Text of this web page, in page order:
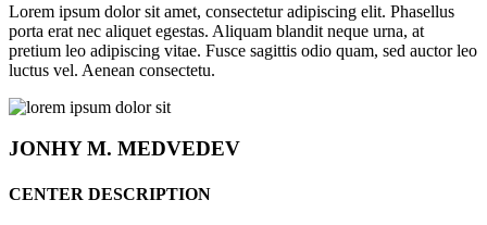
Lorem ipsum dolor sit amet, consectetur adipiscing elit. Phasellus
porta erat nec aliquet egestas. Aliquam blandit neque urna, at
pretium leo adipiscing vitae. Fusce sagittis odio quam, sed auctor leo
luctus vel. Aenean consectetu.
JONHYM. MEDVEDEV
CENTER DESCRIPTION